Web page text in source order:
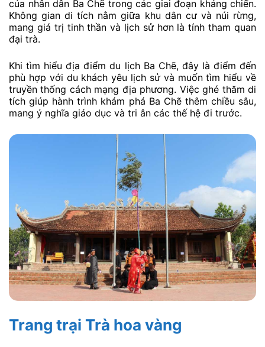
của nhân dân Ba Chẽ trong các giai đoạn kháng chiến.
Không gian di tích nằm giữa khu dân cư và núi rừng,
mang giá trị tinh thần và lịch sử hơn là tính tham quan
đại trà.
Khi tìm hiểu địa điểm du lịch Ba Chẽ, đây là điểm đến
phù hợp với du khách yêu lịch sử và muốn tìm hiểu về
truyền thống cách mạng địa phương. Việc ghé thăm di
tích giúp hành trình khám phá Ba Chẽ thêm chiều sâu,
mang ý nghĩa giáo dục và tri ân các thế hệ đi trước.
Trang trại Trà hoa vàng